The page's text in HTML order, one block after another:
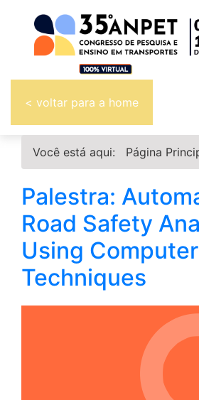
< voltar para a home
Você está aqui: Página
Palestra:
Road Safety
Using
Techniques